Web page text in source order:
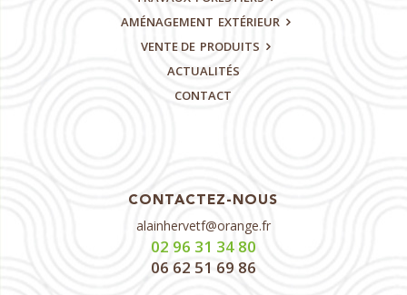
AMÉNAGEMENT EXTÉRIEUR
VENTE DE PRODUITS
ACTUALITÉS
CONTACT
CONTACTEZ-NOUS
alainhervetf@orange.fr
02 96 31 34 80
06 62 51 69 86